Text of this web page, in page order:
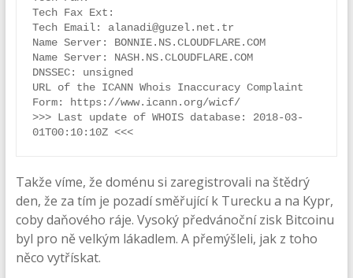
Tech Fax Ext:
Tech Email: alanadi@guzel.net.tr
Name Server: BONNIE.NS.CLOUDFLARE.COM
Name Server: NASH.NS.CLOUDFLARE.COM
DNSSEC: unsigned
URL of the ICANN Whois Inaccuracy Complaint
Form: https://www.icann.org/wicf/
>>> Last update of WHOIS database: 2018-03-
01T00:10:10Z <<<
Takže víme, že doménu si zaregistrovali na štědrý
den, že za tím je pozadí směřující k Turecku a na Kypr,
coby daňového ráje. Vysoký předvánoční zisk Bitcoinu
byl pro ně velkým lákadlem. A přemýšleli, jak z toho
něco vytřískat.